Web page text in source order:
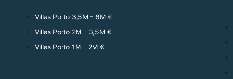
Villas Porto 3,5M – 6M €
Villas Porto 2M – 3,5M €
Villas Porto 1M – 2M €